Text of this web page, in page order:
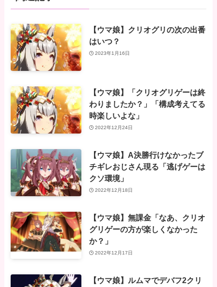
【ウマ娘】クリオグリの次の出番
はいつ？
2023年1月16日
【ウマ娘】「クリオグリゲーは終
わりましたか？」「構成考えてる
時楽しいよな」
2022年12月24日
【ウマ娘】A決勝行けなかったブ
チギレおじさん現る「逃げゲーは
クソ環境」
2022年12月18日
【ウマ娘】無課金「なあ、クリオ
グリゲーの方が楽しくなかった
か？」
2022年12月17日
【ウマ娘】ルムマでデバフ2クリ